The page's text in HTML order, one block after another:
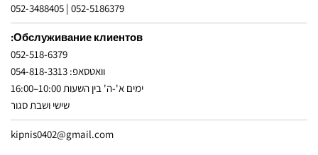
052-5186379
|
052-3488405
Обслуживание клиентов:
052-518-6379
וואטסאפ: 054-818-3313
ימים א'-ה' בין השעות 10:00–16:00
שישי ושבת סגור
kipnis0402@gmail.com